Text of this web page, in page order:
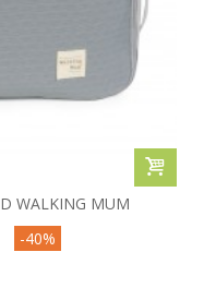
WALKING MUM
-40%